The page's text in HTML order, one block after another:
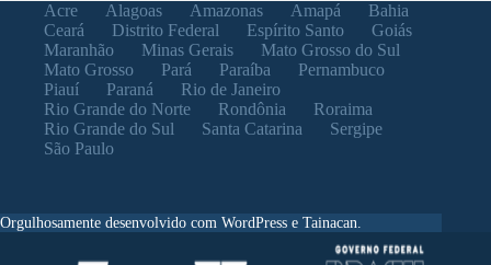
Acre Alagoas Amazonas Amapá
Bahia
Ceará
Distrito Federal Espírito Santo
Goiás
Maranhão
Minas Gerais
Mato Grosso do Sul
Mato Grosso
Pará Paraíba
Pernambuco
Piauí
Paraná
Rio de Janeiro
Rio Grande do Norte
Rondônia
Roraima
Rio Grande do Sul
Santa Catarina
Sergipe
São Paulo
Orgulhosamente desenvolvido com WordPress e Tainacan.